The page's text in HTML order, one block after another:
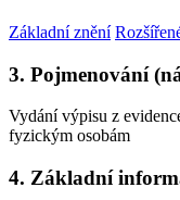
Základní znění
3. Pojmenování
Vydání výpisu z
fyzickým osobám
4. Základní